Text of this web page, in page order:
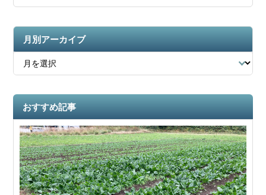
月別アーカイブ
おすすめ記事